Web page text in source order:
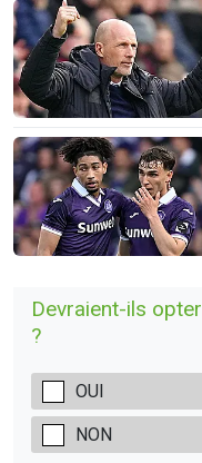
Devraient-ils
?
OUI
NON